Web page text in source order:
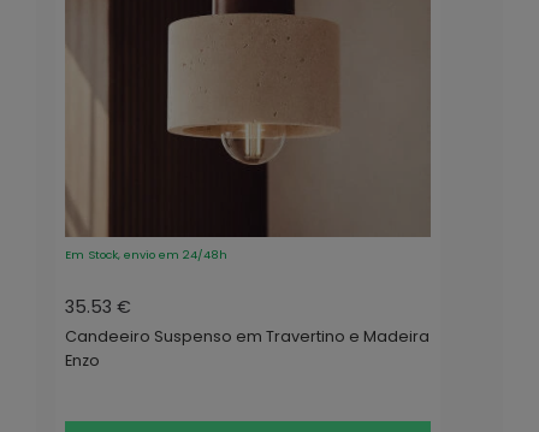
Em Stock, envio em 24/48h
35.53 €
Candeeiro Suspenso em Travertino e Madeira
Enzo